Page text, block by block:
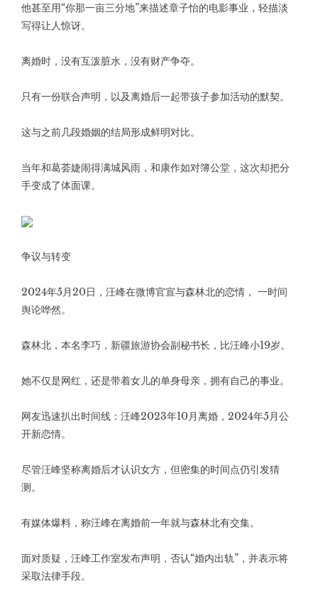
他甚至用“你那一亩三分地”来描述章子怡的电影事业，轻描淡
写得让人惊讶。
离婚时，没有互泼脏水，没有财产争夺。
只有一份联合声明，以及离婚后一起带孩子参加活动的默契。
这与之前几段婚姻的结局形成鲜明对比。
当年和葛荟婕闹得满城风雨，和康作如对簿公堂，这次却把分
手变成了体面课。
争议与转变
2024年5月20日，汪峰在微博官宣与森林北的恋情， 一时间
舆论哗然。
森林北，本名李巧，新疆旅游协会副秘书长，比汪峰小19岁。
她不仅是网红，还是带着女儿的单身母亲，拥有自己的事业。
网友迅速扒出时间线：汪峰2023年10月离婚，2024年5月公
开新恋情。
尽管汪峰坚称离婚后才认识女方，但密集的时间点仍引发猜
测。
有媒体爆料，称汪峰在离婚前一年就与森林北有交集。
面对质疑，汪峰工作室发布声明，否认“婚内出轨”，并表示将
采取法律手段。